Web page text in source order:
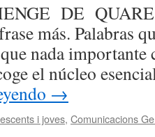
DE
más. Palabras
nada importante
el núcleo
→
i joves, Comunicacions